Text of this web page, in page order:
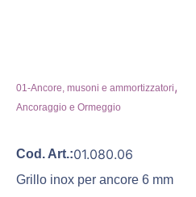
01-Ancore, musoni e ammortizzatori,
Ancoraggio e Ormeggio
Cod. Art.:01.080.06
Grillo inox per ancore 6 mm